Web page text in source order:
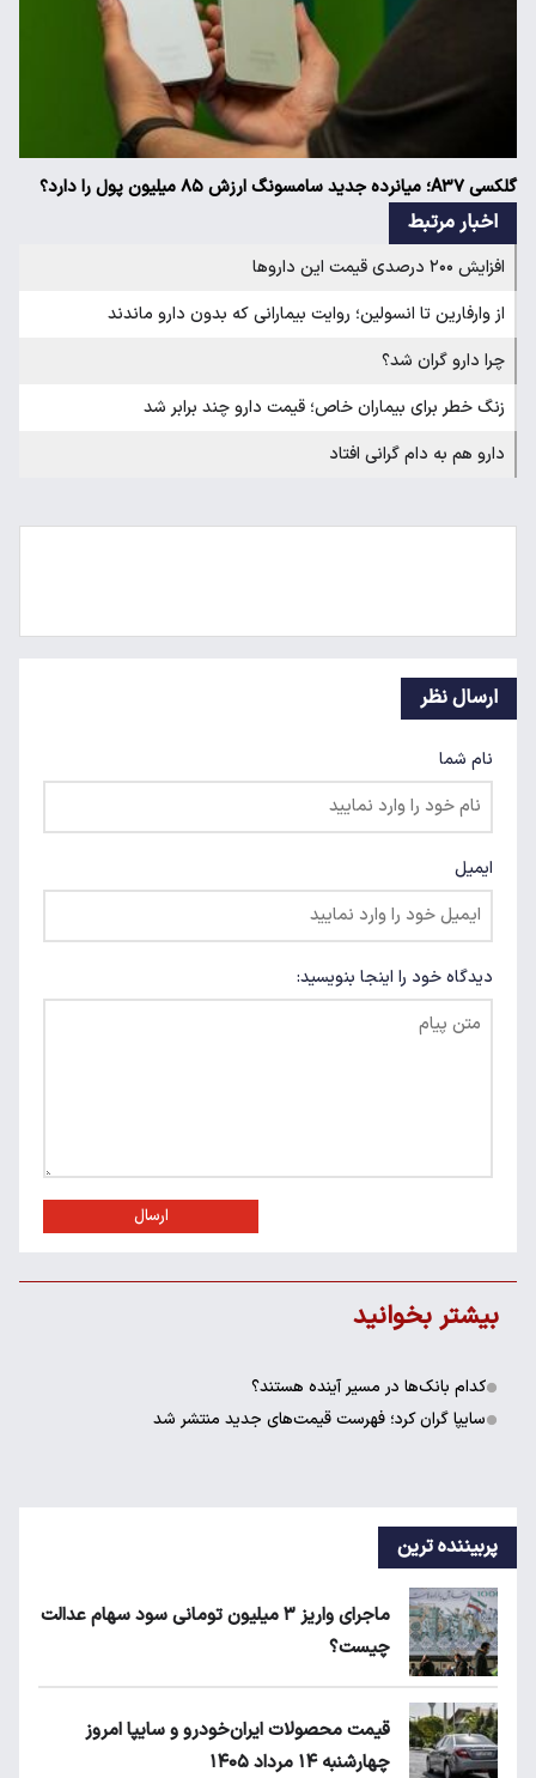
گلکسی A۳۷؛ میانرده جدید سامسونگ ارزش ۸۵ میلیون پول را دارد؟
اخبار مرتبط
افزایش ۲۰۰ درصدی قیمت این دارو‌ها
از وارفارین تا انسولین‌؛ روایت بیمارانی که بدون دارو ماندند
چرا دارو گران شد؟
زنگ خطر برای بیماران خاص؛ قیمت دارو چند برابر شد
دارو هم به دام گرانی افتاد
ارسال نظر
نام شما
ایمیل
دیدگاه خود را اینجا بنویسید:
ارسال
بیشتر بخوانید
کدام بانک‌ها در مسیر آینده هستند؟
سایپا گران کرد؛ فهرست قیمت‌های جدید منتشر شد
پربیننده ترین
ماجرای واریز ۳ میلیون تومانی سود سهام عدالت
چیست؟
قیمت محصولات ایران‌خودرو و سایپا امروز
چهارشنبه ۱۴ مرداد ۱۴۰۵